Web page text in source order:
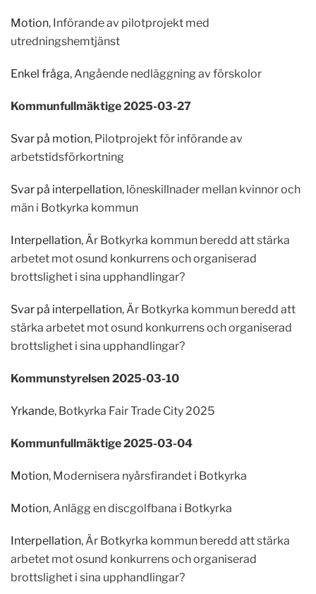
Motion, Införande av pilotprojekt med
utredningshemtjänst
Enkel fråga, Angående nedläggning av förskolor
Kommunfullmäktige 2025-03-27
Svar på motion, Pilotprojekt för införande av
arbetstidsförkortning
Svar på interpellation, löneskillnader mellan kvinnor och
män i Botkyrka kommun
Interpellation, Är Botkyrka kommun beredd att stärka
arbetet mot osund konkurrens och organiserad
brottslighet i sina upphandlingar?
Svar på interpellation, Är Botkyrka kommun beredd att
stärka arbetet mot osund konkurrens och organiserad
brottslighet i sina upphandlingar?
Kommunstyrelsen 2025-03-10
Yrkande, Botkyrka Fair Trade City 2025
Kommunfullmäktige 2025-03-04
Motion, Modernisera nyårsfirandet i Botkyrka
Motion, Anlägg en discgolfbana i Botkyrka
Interpellation, Är Botkyrka kommun beredd att stärka
arbetet mot osund konkurrens och organiserad
brottslighet i sina upphandlingar?